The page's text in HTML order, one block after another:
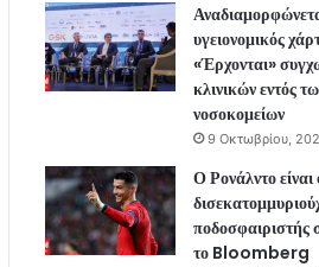
υγειονομικός
«Έρχονται»
κλινικών εντός
νοσοκομείων
9 Οκτωβρίου,
Ο Ρονάλντο
το Bloomberg